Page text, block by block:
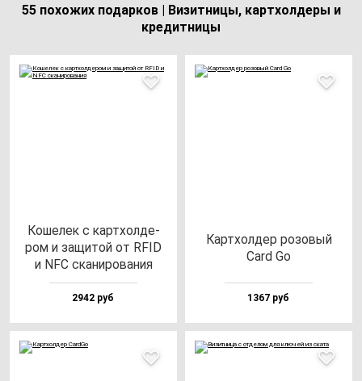
55 похожих подарков | Визитницы, картхолдеры и
кредитницы
Коше­лек с кар­тхол­де­
ром и за­щи­той от RFID
и NFC ска­ни­ро­ва­ния
2942 руб
Кар­тхол­дер ро­зо­вый
Card Go
1367 руб